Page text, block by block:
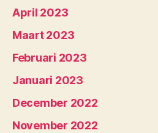
April 2023
Maart 2023
Februari 2023
Januari 2023
December 2022
November 2022